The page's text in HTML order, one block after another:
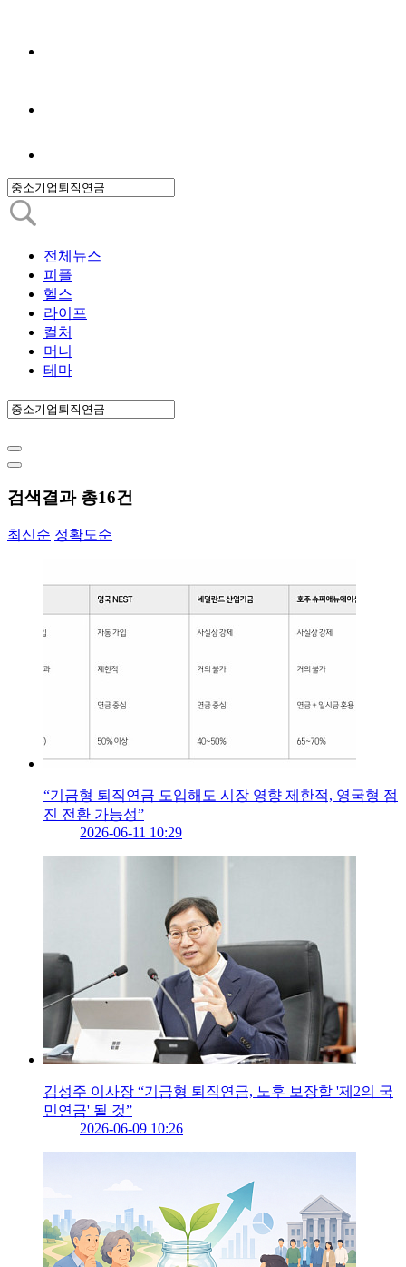
전체뉴스
피플
헬스
라이프
컬처
머니
테마
검색결과 총16건
최신순 정확도순
“기금형 퇴직연금 도입해도 시장 영향 제한적, 영국형 점
진 전환 가능성”
2026-06-11 10:29
김성주 이사장 “기금형 퇴직연금, 노후 보장할 '제2의 국
민연금' 될 것”
2026-06-09 10:26